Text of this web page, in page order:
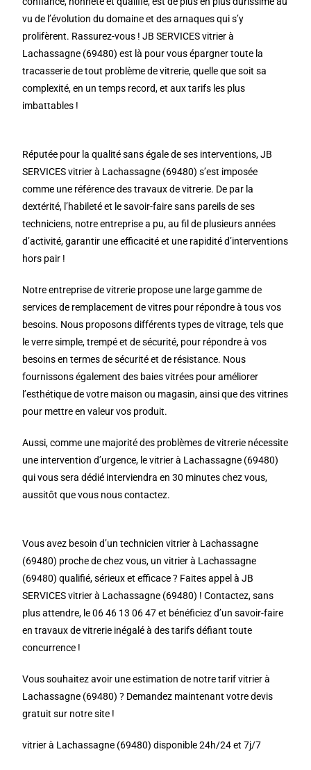
vu de l’évolution du domaine et des arnaques qui s’y
prolifèrent. Rassurez-vous ! JB SERVICES vitrier à
Lachassagne (69480) est là pour vous épargner toute la
tracasserie de tout problème de vitrerie, quelle que soit sa
complexité, en un temps record, et aux tarifs les plus
imbattables !
Réputée pour la qualité sans égale de ses interventions, JB
SERVICES vitrier à Lachassagne (69480) s’est imposée
comme une référence des travaux de vitrerie. De par la
dextérité, l’habileté et le savoir-faire sans pareils de ses
techniciens, notre entreprise a pu, au fil de plusieurs années
d’activité, garantir une efficacité et une rapidité d’interventions
hors pair !
Notre entreprise de vitrerie propose une large gamme de
services de remplacement de vitres pour répondre à tous vos
besoins. Nous proposons différents types de vitrage, tels que
le verre simple, trempé et de sécurité, pour répondre à vos
besoins en termes de sécurité et de résistance. Nous
fournissons également des baies vitrées pour améliorer
l’esthétique de votre maison ou magasin, ainsi que des vitrines
pour mettre en valeur vos produit.
Aussi, comme une majorité des problèmes de vitrerie nécessite
une intervention d’urgence, le vitrier à Lachassagne (69480)
qui vous sera dédié interviendra en 30 minutes chez vous,
aussitôt que vous nous contactez.
Vous avez besoin d’un technicien vitrier à Lachassagne
(69480) proche de chez vous, un vitrier à Lachassagne
(69480) qualifié, sérieux et efficace ? Faites appel à JB
SERVICES vitrier à Lachassagne (69480) ! Contactez, sans
plus attendre, le 06 46 13 06 47 et bénéficiez d’un savoir-faire
en travaux de vitrerie inégalé à des tarifs défiant toute
concurrence !
Vous souhaitez avoir une estimation de notre tarif vitrier à
Lachassagne (69480) ? Demandez maintenant votre devis
gratuit sur notre site !
vitrier à Lachassagne (69480) disponible 24h/24 et 7j/7